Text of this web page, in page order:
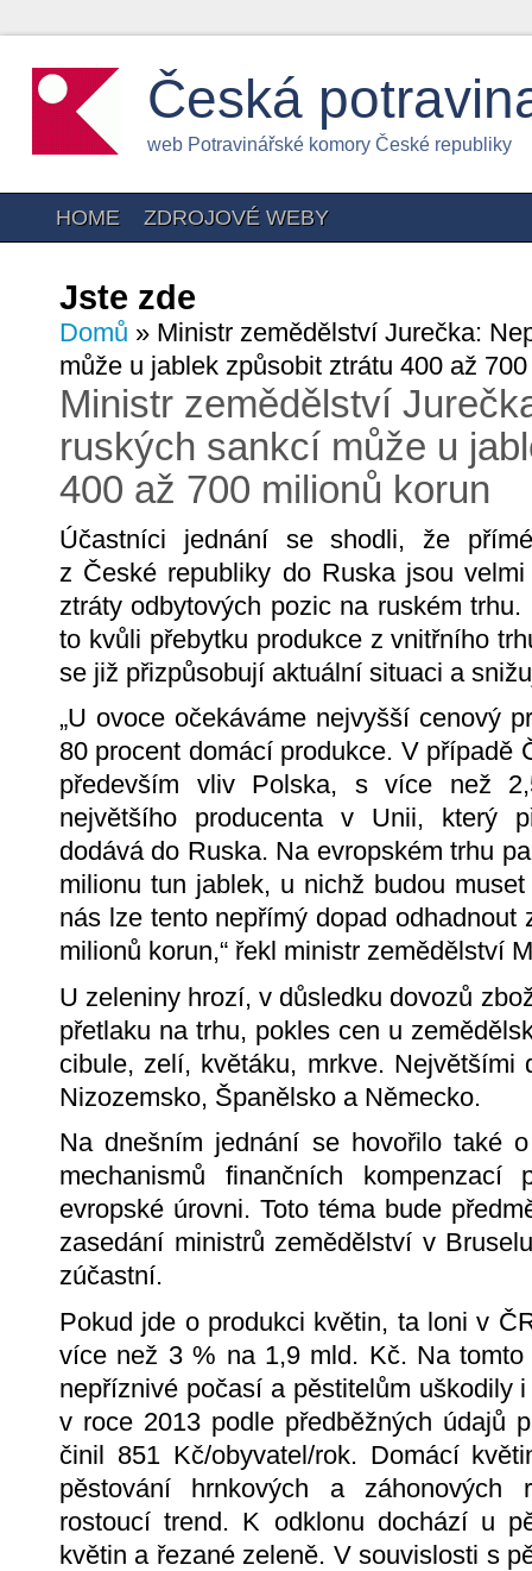
Česká
web Potravinářské komory České republiky
HOME ZDROJOVÉ WEBY
Jste zde
Domů » Ministr zemědělství Jurečka:
může u jablek způsobit ztrátu 400 až
Ministr zemědělství
ruských sankcí může u
400 až 700 milionů korun
Účastníci jednání se shodli, že
z České republiky do Ruska jsou
ztráty odbytových pozic na ruském
to kvůli přebytku produkce z vnitřního
se již přizpůsobují aktuální situaci a
„U ovoce očekáváme nejvyšší cenový
80 procent domácí produkce. V případě
především vliv Polska, s více než
největšího producenta v Unii, který
dodává do Ruska. Na evropském trhu
milionu tun jablek, u nichž budou
nás lze tento nepřímý dopad
milionů korun,“ řekl ministr zemědělství
U zeleniny hrozí, v důsledku dovozů
přetlaku na trhu, pokles cen u
cibule, zelí, květáku, mrkve. Největšími
Nizozemsko, Španělsko a Německo.
Na dnešním jednání se hovořilo také
mechanismů finančních
evropské úrovni. Toto téma bude
zasedání ministrů zemědělství v
zúčastní.
Pokud jde o produkci květin, ta loni v
více než 3 % na 1,9 mld. Kč. Na
nepříznivé počasí a pěstitelům uškodily
v roce 2013 podle předběžných údajů
činil 851 Kč/obyvatel/rok. Domácí
pěstování hrnkových a záhonových
rostoucí trend. K odklonu dochází u
květin a řezané zeleně. V souvislosti s